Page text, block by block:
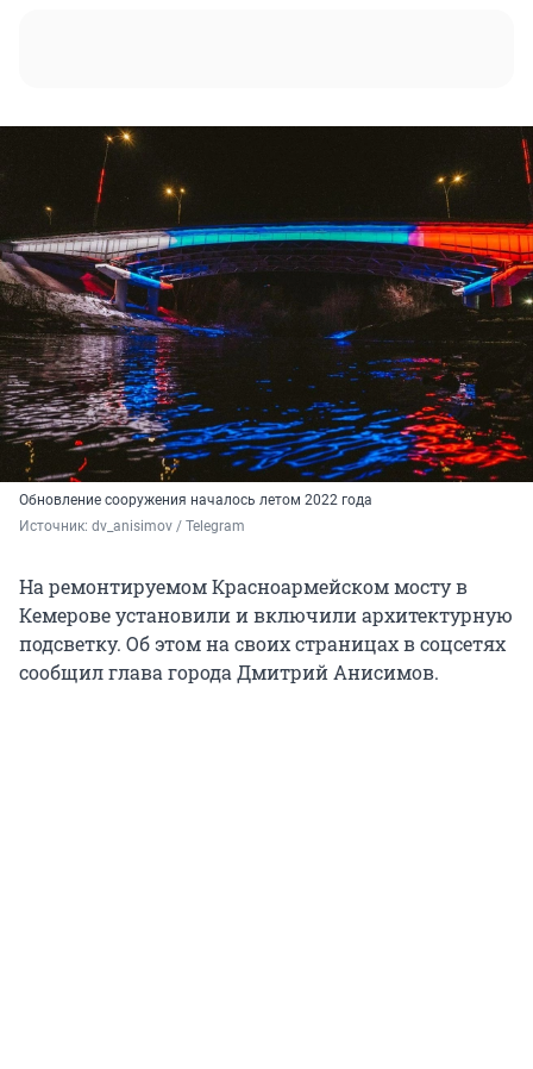
Обновление сооружения началось летом 2022 года
Источник: dv_anisimov / Telegram
На ремонтируемом Красноармейском мосту в
Кемерове установили и включили архитектурную
подсветку. Об этом на своих страницах в соцсетях
сообщил глава города Дмитрий Анисимов.